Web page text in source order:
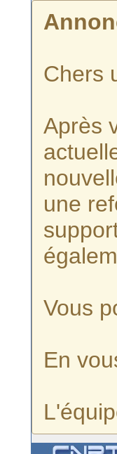
Chers
Après
une
Vous
En